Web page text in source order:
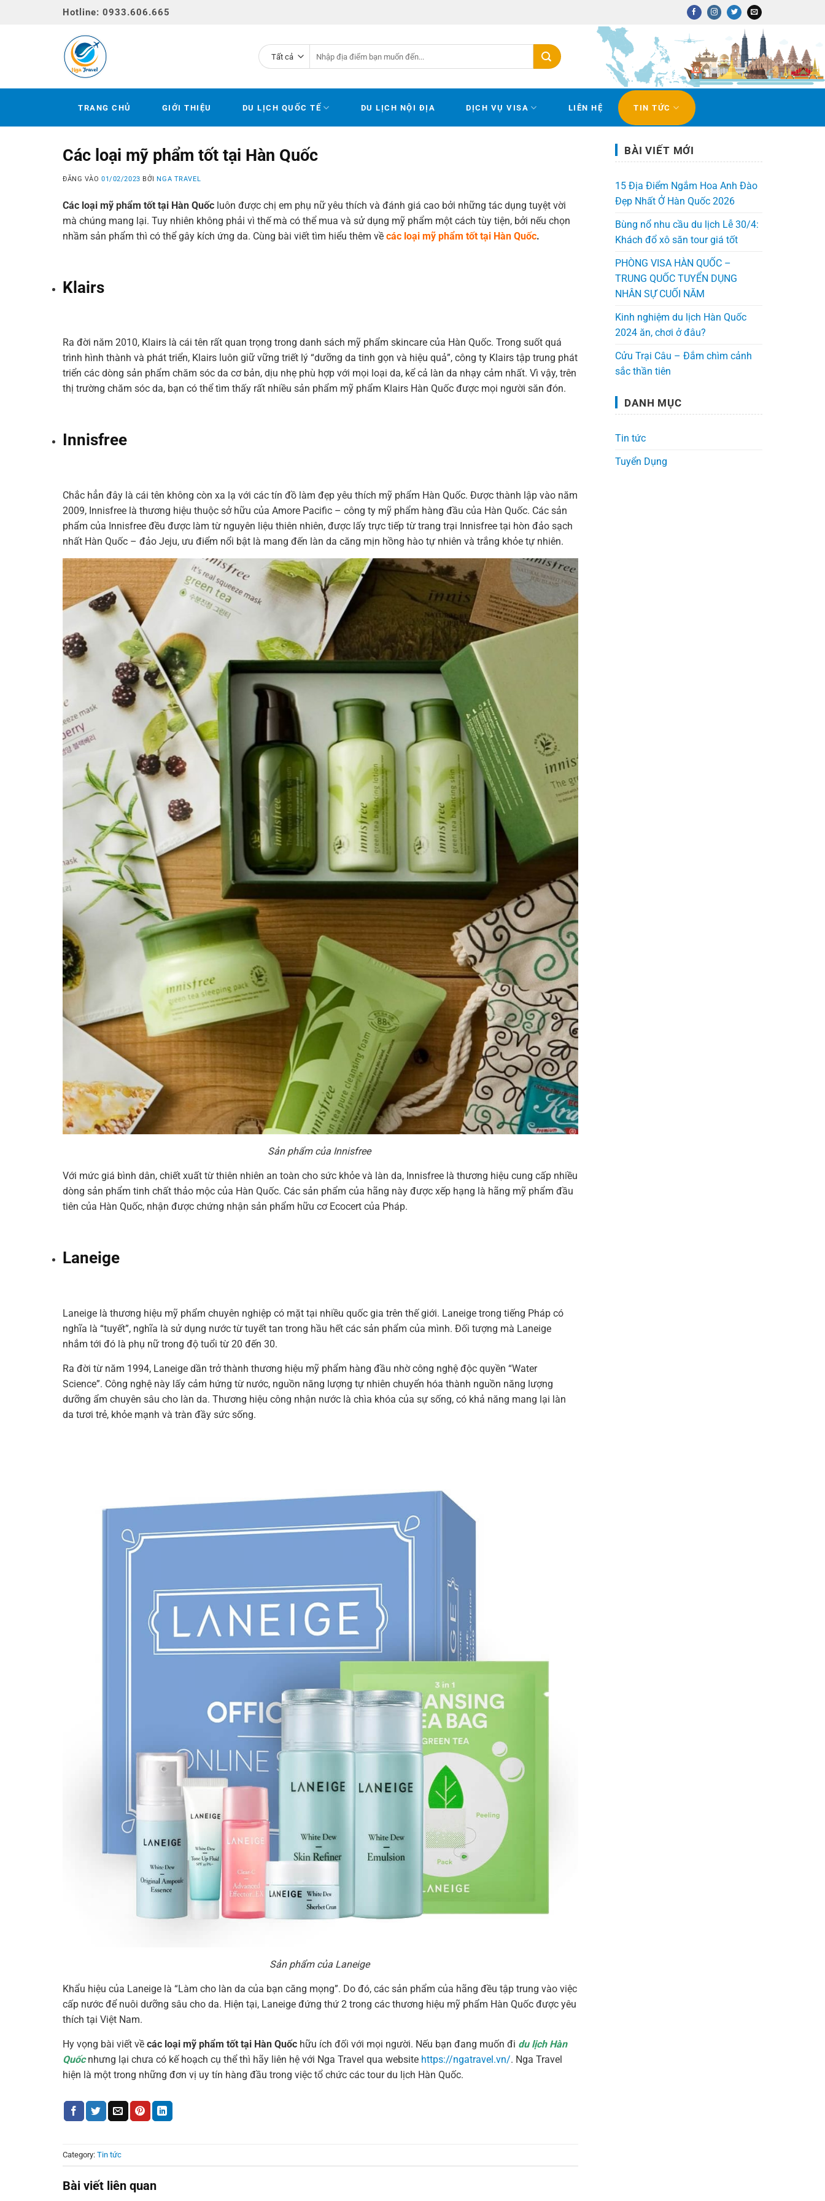
Hotline: 0933.606.665
kiếm:
TRANG CHỦ GIỚI THIỆU DU LỊCH QUỐC TẾ DU LỊCH NỘI ĐỊA DỊCH VỤ VISA LIÊN HỆ TIN TỨC
Các loại mỹ phẩm tốt tại Hàn Quốc
ĐĂNG VÀO01/02/2023 BỞINGA TRAVEL
Các loại mỹ phẩm tốt tại Hàn Quốc luôn được chị em phụ nữ yêu thích và đánh giá cao bởi những tác dụng tuyệt vời
mà chúng mang lại. Tuy nhiên không phải vì thế mà có thể mua và sử dụng mỹ phẩm một cách tùy tiện, bởi nếu chọn
nhầm sản phẩm thì có thể gây kích ứng da. Cùng bài viết tìm hiểu thêm về các loại mỹ phẩm tốt tại Hàn Quốc.
Klairs
Ra đời năm 2010, Klairs là cái tên rất quan trọng trong danh sách mỹ phẩm skincare của Hàn Quốc. Trong suốt quá
trình hình thành và phát triển, Klairs luôn giữ vững triết lý “dưỡng da tinh gọn và hiệu quả”, công ty Klairs tập trung phát
triển các dòng sản phẩm chăm sóc da cơ bản, dịu nhẹ phù hợp với mọi loại da, kể cả làn da nhạy cảm nhất. Vì vậy, trên
thị trường chăm sóc da, bạn có thể tìm thấy rất nhiều sản phẩm mỹ phẩm Klairs Hàn Quốc được mọi người săn đón.
Innisfree
Chắc hẳn đây là cái tên không còn xa lạ với các tín đồ làm đẹp yêu thích mỹ phẩm Hàn Quốc. Được thành lập vào năm
2009, Innisfree là thương hiệu thuộc sở hữu của Amore Pacific – công ty mỹ phẩm hàng đầu của Hàn Quốc. Các sản
phẩm của Innisfree đều được làm từ nguyên liệu thiên nhiên, được lấy trực tiếp từ trang trại Innisfree tại hòn đảo sạch
nhất Hàn Quốc – đảo Jeju, ưu điểm nổi bật là mang đến làn da căng mịn hồng hào tự nhiên và trắng khỏe tự nhiên.
Sản phẩm của Innisfree
Với mức giá bình dân, chiết xuất từ ​​thiên nhiên an toàn cho sức khỏe và làn da, Innisfree là thương hiệu cung cấp nhiều
dòng sản phẩm tinh chất thảo mộc của Hàn Quốc. Các sản phẩm của hãng này được xếp hạng là hãng mỹ phẩm đầu
tiên của Hàn Quốc, nhận được chứng nhận sản phẩm hữu cơ Ecocert của Pháp.
Laneige
Laneige là thương hiệu mỹ phẩm chuyên nghiệp có mặt tại nhiều quốc gia trên thế giới. Laneige trong tiếng Pháp có
nghĩa là “tuyết”, nghĩa là sử dụng nước từ tuyết tan trong hầu hết các sản phẩm của mình. Đối tượng mà Laneige
nhắm tới đó là phụ nữ trong độ tuổi từ 20 đến 30.
Ra đời từ năm 1994, Laneige dần trở thành thương hiệu mỹ phẩm hàng đầu nhờ công nghệ độc quyền “Water
Science”. Công nghệ này lấy cảm hứng từ nước, nguồn năng lượng tự nhiên chuyển hóa thành nguồn năng lượng
dưỡng ẩm chuyên sâu cho làn da. Thương hiệu công nhận nước là chìa khóa của sự sống, có khả năng mang lại làn
da tươi trẻ, khỏe mạnh và tràn đầy sức sống.
Sản phẩm của Laneige
Khẩu hiệu của Laneige là “Làm cho làn da của bạn căng mọng”. Do đó, các sản phẩm của hãng đều tập trung vào việc
cấp nước để nuôi dưỡng sâu cho da. Hiện tại, Laneige đứng thứ 2 trong các thương hiệu mỹ phẩm Hàn Quốc được yêu
thích tại Việt Nam.
Hy vọng bài viết về các loại mỹ phẩm tốt tại Hàn Quốc hữu ích đối với mọi người. Nếu bạn đang muốn đi du lịch Hàn
Quốcnhưng lại chưa có kế hoạch cụ thể thì hãy liên hệ với Nga Travel qua website https://ngatravel.vn/. Nga Travel
hiện là một trong những đơn vị uy tín hàng đầu trong việc tổ chức các tour du lịch Hàn Quốc.
Category: Tin tức
Bài viết liên quan
BÀI VIẾT MỚI
15 Địa Điểm Ngắm Hoa Anh Đào
Đẹp Nhất Ở Hàn Quốc 2026
Bùng nổ nhu cầu du lịch Lễ 30/4:
Khách đổ xô săn tour giá tốt
PHÒNG VISA HÀN QUỐC –
TRUNG QUỐC TUYỂN DỤNG
NHÂN SỰ CUỐI NĂM
Kinh nghiệm du lịch Hàn Quốc
2024 ăn, chơi ở đâu?
Cửu Trại Câu – Đắm chìm cảnh
sắc thần tiên
DANH MỤC
Tin tức
Tuyển Dụng